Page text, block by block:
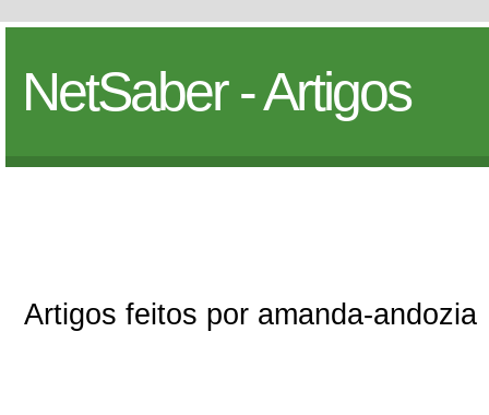
NetSaber - Artigos
Artigos feitos por amanda-andozia